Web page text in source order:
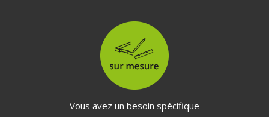
Vous avez un besoin spécifique